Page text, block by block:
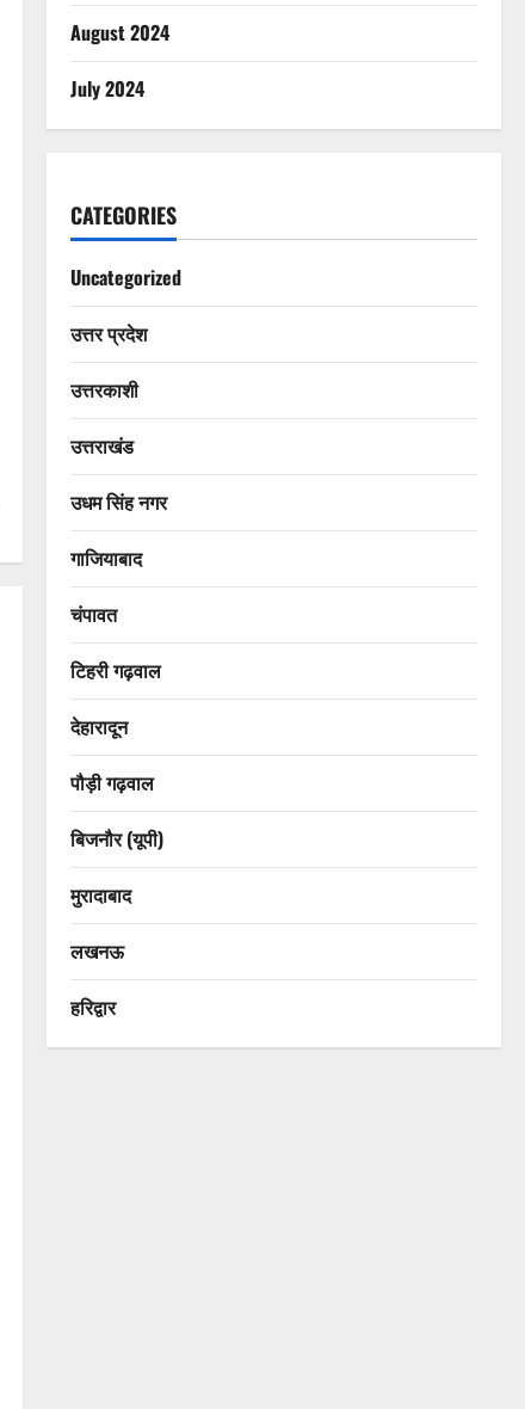
August 2024
July 2024
CATEGORIES
Uncategorized
उत्तर प्रदेश
उत्तरकाशी
उत्तराखंड
उधम सिंह नगर
गाजियाबाद
चंपावत
टिहरी गढ़वाल
देहारादून
पौड़ी गढ़वाल
बिजनौर (यूपी)
मुरादाबाद
लखनऊ
हरिद्वार